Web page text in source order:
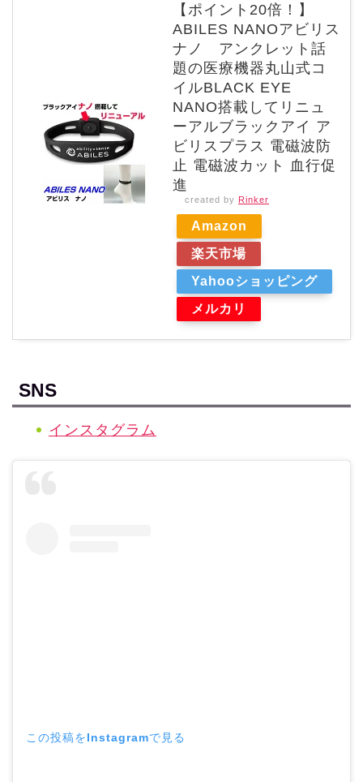
【ポイント20倍！】
ABILES NANOアビリス
ナノ アンクレット話
題の医療機器丸山式コ
イルBLACK EYE
NANO搭載してリニュ
ーアルブラックアイ ア
ビリスプラス 電磁波防
止 電磁波カット 血行促
進
created by Rinker
Amazon
楽天市場
Yahooショッピング
メルカリ
SNS
インスタグラム
この投稿をInstagramで見る